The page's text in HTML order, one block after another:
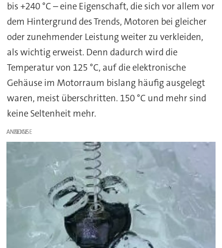
bis +240 °C – eine Eigenschaft, die sich vor allem vor
dem Hintergrund des Trends, Motoren bei gleicher
oder zunehmender Leistung weiter zu verkleiden,
als wichtig erweist. Denn dadurch wird die
Temperatur von 125 °C, auf die elektronische
Gehäuse im Motorraum bislang häufig ausgelegt
waren, meist überschritten. 150 °C und mehr sind
keine Seltenheit mehr.
ANZEIGE